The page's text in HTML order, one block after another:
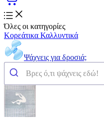
Όλες οι κατηγορίες
Κορεάτικα Καλλυντικά
Ψάχνεις για δροσιά;